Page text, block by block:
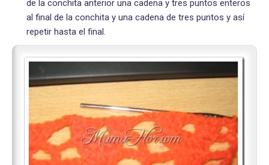
de la conchita anterior una cadena y tres puntos enteros
al final de la conchita y una cadena de tres puntos y así
repetir hasta el final.